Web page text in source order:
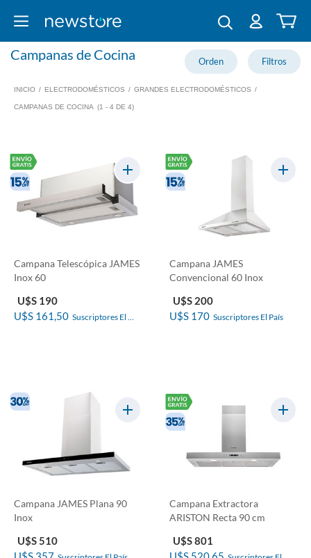
Campanas de Cocina
INICIO / ELECTRODOMÉSTICOS / GRANDES ELECTRODOMÉSTICOS /
CAMPANAS DE COCINA (1 - 4 DE 4)
Campana Telescópica JAMES
Inox 60
U$S 190
U$S 161,50 Suscriptores El
Campana JAMES
Convencional 60 Inox
U$S 200
U$S 170 Suscriptores El País
Campana JAMES Plana 90
Inox
U$S 510
Campana Extractora
ARISTON Recta 90 cm
U$S 801